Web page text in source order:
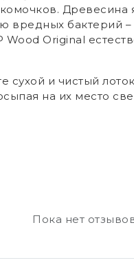
вредных бактерий
Wood Original
сухой и чистый
на их место
Пока нет